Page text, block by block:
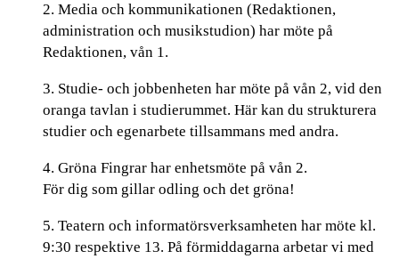
2. Media och kommunikationen (Redaktionen,
administration och musikstudion) har möte på
Redaktionen, vån 1.
3. Studie- och jobbenheten har möte på vån 2, vid den
oranga tavlan i studierummet. Här kan du strukturera
studier och egenarbete tillsammans med andra.
4. Gröna Fingrar har enhetsmöte på vån 2.
För dig som gillar odling och det gröna!
5. Teatern och informatörsverksamheten har möte kl.
9:30 respektive 13. På förmiddagarna arbetar vi med